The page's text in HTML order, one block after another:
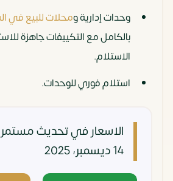
وحدات إدارية ومحلات للبيع في
بالكامل مع التكييفات جاهزة
الاستلام.
استلام فوري للوحدات.
الاسعار في تحديث مستمر
14 ديسمبر، 2025